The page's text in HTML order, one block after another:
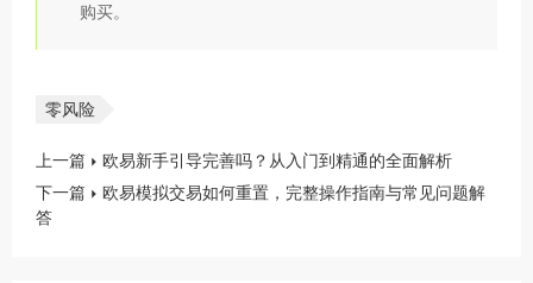
购买。
零风险
上一篇
欧易新手引导完善吗？从入门到精通的全面解析
下一篇
欧易模拟交易如何重置，完整操作指南与常见问题解
答